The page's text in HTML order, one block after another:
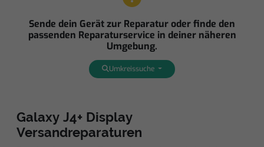
Sende dein Gerät zur Reparatur oder finde den
passenden Reparaturservice in deiner näheren
Umgebung.
Umkreissuche
Galaxy J4+ Display
Versandreparaturen